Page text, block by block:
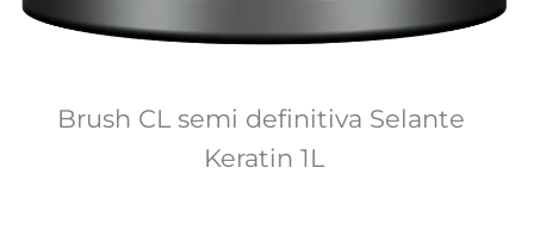
Brush CL semi definitiva Selante
Keratin 1L